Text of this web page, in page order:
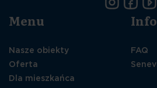
Menu
Nasze obiekty
Oferta
Dla mieszkańca
FAQ